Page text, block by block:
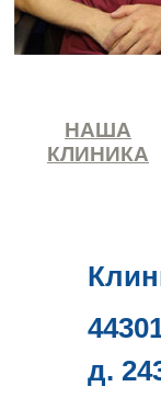
НАША
КЛИНИКА
д.